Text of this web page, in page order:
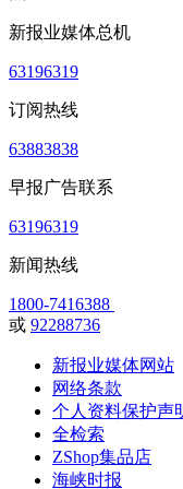
新报业媒体总机
63196319
订阅热线
63883838
早报广告联系
63196319
新闻热线
1800-7416388
或 92288736
新报业媒体网站
网络条款
个人资料保护声
全检索
ZShop集品店
海峡时报